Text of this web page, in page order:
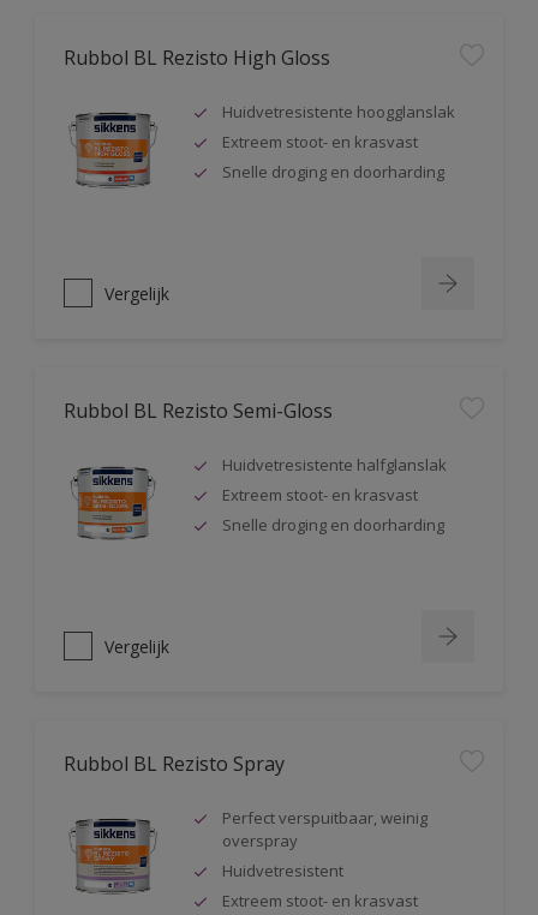
Rubbol BL Rezisto High Gloss
Huidvetresistente hoogglanslak
Extreem stoot- en krasvast
Snelle droging en doorharding
Vergelijk
Rubbol BL Rezisto Semi-Gloss
Huidvetresistente halfglanslak
Extreem stoot- en krasvast
Snelle droging en doorharding
Vergelijk
Rubbol BL Rezisto Spray
Perfect verspuitbaar, weinig
overspray
Huidvetresistent
Extreem stoot- en krasvast